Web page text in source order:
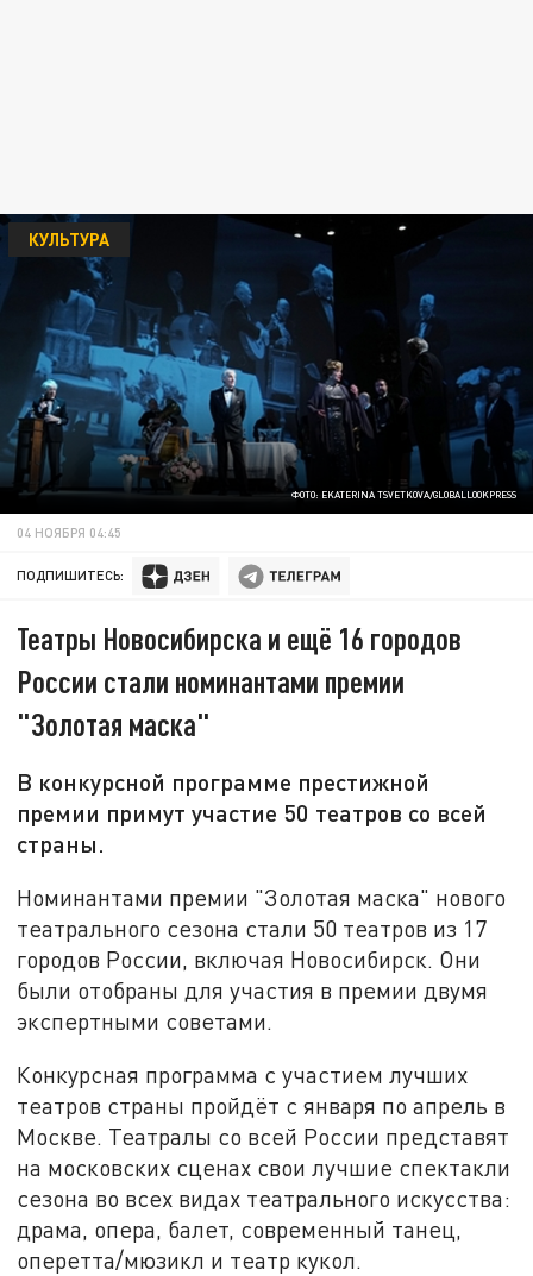
ФОТО: EKATERINA TSVETKOVA/GLOBALLOOKPRESS
КУЛЬТУРА
04 НОЯБРЯ 04:45
ПОДПИШИТЕСЬ:
Театры Новосибирска и ещё 16 городов
России стали номинантами премии
"Золотая маска"
В конкурсной программе престижной
премии примут участие 50 театров со всей
страны.
Номинантами премии "Золотая маска" нового
театрального сезона стали 50 театров из 17
городов России, включая Новосибирск. Они
были отобраны для участия в премии двумя
экспертными советами.
Конкурсная программа с участием лучших
театров страны пройдёт с января по апрель в
Москве. Театралы со всей России представят
на московских сценах свои лучшие спектакли
сезона во всех видах театрального искусства:
драма, опера, балет, современный танец,
оперетта/мюзикл и театр кукол.